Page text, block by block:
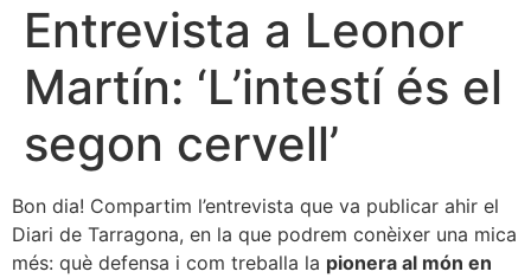
Entrevista a Leonor
Martín: ‘L’intestí és el
segon cervell’
Bon dia! Compartim l’entrevista que va publicar ahir el
Diari de Tarragona, en la que podrem conèixer una mica
més: què defensa i com treballa la pionera al món en